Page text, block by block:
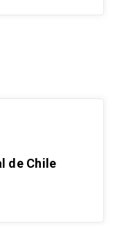
de Chile